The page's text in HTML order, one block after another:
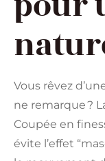
Vous rêvez
ne remarque ?
Coupée en
évite l’effet